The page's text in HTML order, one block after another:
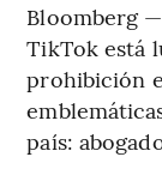
Bloomberg
TikTok está
prohibición
país: